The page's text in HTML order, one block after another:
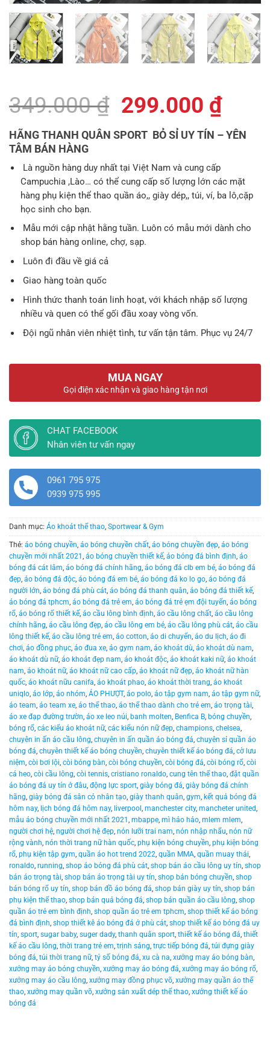
349.000₫ Giá
gốc
349.000 ₫.
299.000 ₫Giá
hiện
là:
HÃNG THANH QUÂN SPORT BỎ SỈ UY TÍN – YÊN
TÂM BÁN HÀNG
Là nguồn hàng duy nhất tại Việt Nam và cung cấp
Campuchia ,Lào… có thể cung cấp số lượng lớn các mặt
hàng phụ kiện thể thao quần áo,, giày dép,, túi, ví, ba lô,cặp
học sinh cho bạn.
Mẫu mới cập nhật hằng tuần. Luôn có mẫu mới dành cho
shop bán hàng online, chợ, sạp.
Luôn đi đầu về giá cả
Giao hàng toàn quốc
Hình thức thanh toán linh hoạt, với khách nhập số lượng
nhiều và quen có thể gối đầu xoay vòng vốn.
Đội ngũ nhân viên nhiệt tình, tư vấn tận tâm. Phục vụ 24/7
MUA NGAY
Gọi điện xác nhận và giao hàng tận nơi
CHAT FACEBOOK
Nhân viên tư vấn ngay
0961 795 975
0939 975 995
Danh mục: Áo khoát thể thao, Sportwear & Gym
Thẻ: áo bóng chuyền, áo bóng chuyền chất, áo bóng chuyền đẹp, áo bóng
chuyền mới nhất 2021 , áo bóng chuyền thiết kế, áo bóng đá bình định, áo
bóng đá cát lâm, áo bóng đá chính hãng, áo bóng đá clb em bé, áo bóng đá
đẹp, áo bóng đá độc, áo bóng đá em bé, áo bóng đá ko lo go, áo bóng đá
người lớn, áo bóng đá phù cát, áo bóng đá thanh quân, áo bóng đá thiết kế,
áo bóng đá tphcm, áo bóng đá trẻ em, áo bóng đá trẻ ẹm đội tuyển, áo bóng
rổ, áo bóng rổ thiết kế, áo cầu lông bình định, áo cầu lông chất, áo cầu lông
chính hãng, áo cầu lông đẹp, áo cầu lông em bé, áo cầu lông phù cát, áo cầu
lông thiết kế, áo cầu lông trẻ em, áo cotton, áo di chuyển, áo du lịch, áo đi
chơi, áo đồng phục, áo đua xe, áo gym nam, áo khoát dù, áo khoát dù nam,
áo khoát dù nữ, áo khoát đẹp nam, áo khoát độc, áo khoát kaki nữ, áo khoát
nam, áo khoát nữ, áo khoát nữ cao cấp, áo khoát nữ đẹp, áo khoát nữ hàn
quốc, áo khoát nữu canifa, áo khoát phao, áo khoát thời trang, áo khoát
uniqlo, áo lớp, áo nhóm, ÁO PHƯỢT, áo polo, áo tập gym nam, áo tập gym nữ,
áo team, áo team xe, áo thể thao, áo thể thao dành cho trẻ em, áo trọng tài,
áo xe đạp đường trườn, áo xe leo núi, banh molten, Benfica B, bóng chuyền,
bóng rổ, các kiểu áo khoát nữ, các kiểu nón nữ đẹp, champions, chelsea,
chuyên in ấn áo cầu lông, chuyên in ấn quần áo bóng đá, chuyên sỉ quần áo
bóng đá, chuyên thiết kế áo bóng chuyền, chuyên thiết kế áo bóng đá, cờ lưu
niệm, còi bơi lội, còi bóng bàn, còi bóng chuyền, còi bóng đá, còi bóng rổ, còi
cá heo, còi cầu lông, còi tennis, cristiano ronaldo, cung tên thể thao, đặt quần
áo bóng đá uy tín ở đâu, động lực sport, giày bóng đá, giày bóng đá chính
hãng, giày bóng đá sân cỏ nhân tạo, giày thanh quân, gym, kết quả bóng đá
hôm nay, lịch bóng đá hôm nay, liverpool , manchester city, mancheter united,
mẫu áo bóng chuyền mới nhất 2021 , mbappe, mì hảo hảo, mlem mlem,
người chơi hệ, người chơi hệ đẹp, nón lưỡi trai nam, nón nhập nhẩu, nón nữ
rộng vành, nón thời trang nữ hàn quốc, phụ kiện bóng chuyền, phụ kiện bóng
rổ, phụ kiện tập gym, quần áo hot trend 2022, quần MMA, quần muay thái,
ronaldo, running, shop áo bóng đá phù cát, shop bán áo cầu lông uy tín, shop
bán áo trọng tài, shop bán áo trọng tài uy tín, shop bán bóng chuyền, shop
bán bóng rổ uy tín, shop bán đồ áo bóng đá, shop bán giày uy tín, shop bán
phụ kiện thể thao, shop bán quả bóng đá, shop bán quần áo cầu lông, shop
quần áo trẻ em bình định, shop quần áo trẻ em tphcm, shop thiết kế áo bóng
đá bình định, shop thiết kê áo bóng đá ở phù cát, shop thiết kế áo bóng đá uy
tín, sport, sugar baby, suger dady, thanh quân sport, thiết kế áo bóng đá, thiết
kế áo cầu lông, thời trang trẻ em, trịnh sảng, trực tiếp bóng đá, túi đựng giày
bóng đá, túi thời trang nữ, tỷ số bóng đá, xu cà na, xưởng may áo bóng bàn,
xưởng may áo bóng chuyền, xưởng may áo bóng đá, xưởng may áo bóng rổ,
xưởng may áo cầu lông, xưởng may đồng phục võ, xưởng may quần áo thể
thao, xưởng may quần võ, xưởng sản xuất dép thể thao, xưởng thiết kế áo
bóng đá